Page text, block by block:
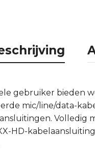
gebruiker bieden
mic/line/data-
HD-